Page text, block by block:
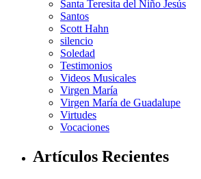
Santa Teresita del Niño Jesús
Santos
Scott Hahn
silencio
Soledad
Testimonios
Videos Musicales
Virgen María
Virgen María de Guadalupe
Virtudes
Vocaciones
Artículos Recientes